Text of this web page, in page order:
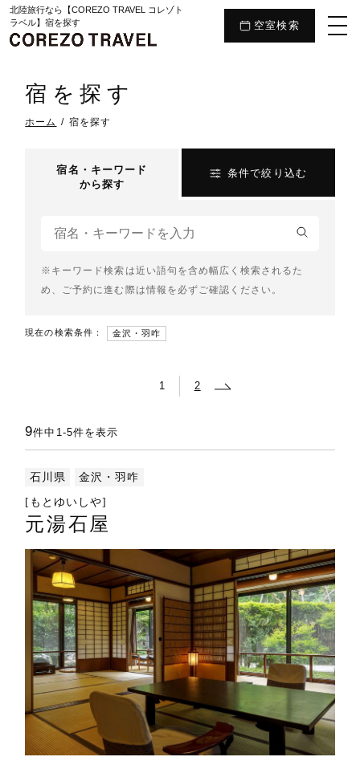
北陸旅行なら【COREZO TRAVEL コレゾト
ラベル】宿を探す
空室検索
宿を探す
ホーム 宿を探す
宿名・キーワード
から探す
条件で絞り込む
※キーワード検索は近い語句を含め幅広く検索されるた
め、ご予約に進む際は情報を必ずご確認ください。
現在の検索条件： 金沢・羽咋
9件中 1-5件を表示
1 2
石川県 金沢・羽咋
[もとゆいしや]
元湯石屋